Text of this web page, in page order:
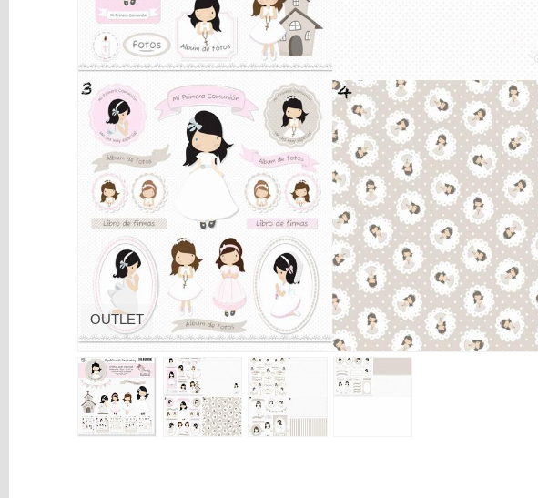
Vinilos
REBAJAS
Novedades
NAVIDAD
Papelería
Herramientas
Liquidación
Scrapbooking
Resinas
Colorantes
Tarjeta
Regalo
Figuras
OUTLET